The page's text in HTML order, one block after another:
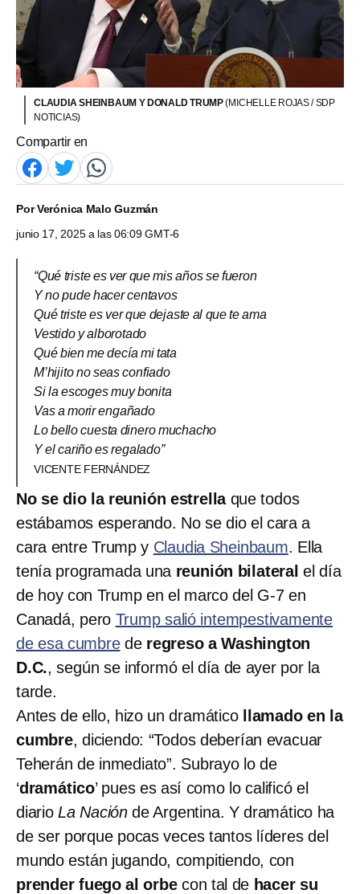
CLAUDIA SHEINBAUM Y DONALD TRUMP(MICHELLE ROJAS / SDP
NOTICIAS)
Compartir en
PorVerónica Malo Guzmán
junio 17, 2025 a las 06:09 GMT-6
“Qué triste es ver que mis años se fueron
Y no pude hacer centavos
Qué triste es ver que dejaste al que te ama
Vestido y alborotado
Qué bien me decía mi tata
M’hijito no seas confiado
Si la escoges muy bonita
Vas a morir engañado
Lo bello cuesta dinero muchacho
Y el cariño es regalado”
VICENTE FERNÁNDEZ
No se dio la reunión estrellaque todos
estábamos esperando. No se dio el cara a
cara entre Trump y Claudia Sheinbaum. Ella
tenía programada una reunión bilateral el día
de hoy con Trump en el marco del G-7 en
Canadá, pero Trump salió intempestivamente
de esa cumbrede regreso a Washington
D.C., según se informó el día de ayer por la
tarde.
Antes de ello, hizo un dramático
llamado en la
cumbre, diciendo: “Todos deberían evacuar
Teherán de inmediato”. Subrayo lo de
‘dramático’ pues es así como lo calificó el
diarioLa Nación de Argentina. Y dramático ha
de ser porque pocas veces tantos líderes del
mundo están jugando, compitiendo, con
prender fuego al orbecon tal de hacer su